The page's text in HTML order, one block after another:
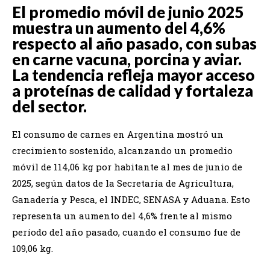
El promedio móvil de junio 2025
muestra un aumento del 4,6%
respecto al año pasado, con subas
en carne vacuna, porcina y aviar.
La tendencia refleja mayor acceso
a proteínas de calidad y fortaleza
del sector.
El consumo de carnes en Argentina mostró un
crecimiento sostenido, alcanzando un promedio
móvil de 114,06 kg por habitante al mes de junio de
2025, según datos de la Secretaría de Agricultura,
Ganadería y Pesca, el INDEC, SENASA y Aduana. Esto
representa un aumento del 4,6% frente al mismo
período del año pasado, cuando el consumo fue de
109,06 kg.